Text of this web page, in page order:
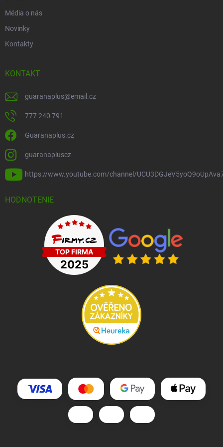
Média o nás
Novinky
Kontakty
KONTAKT
guaranaplus@email.cz
777 240 791
Guaranaplus.cz
guaranapluscz
https://www.youtube.com/channel/
HODNOTENIE